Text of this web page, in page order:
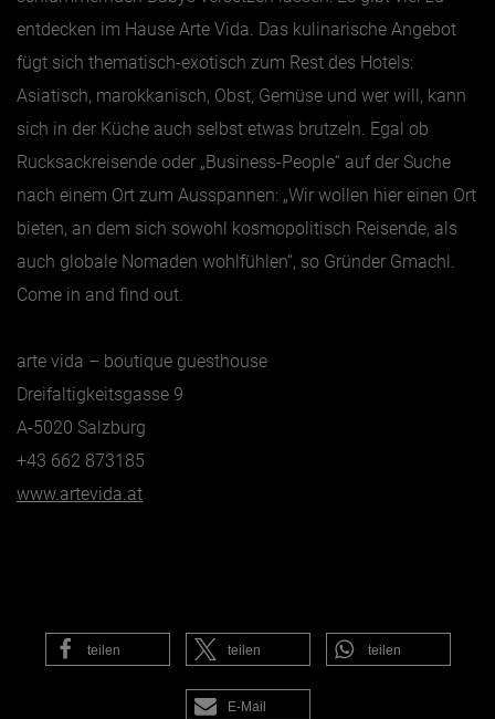
entdecken im Hause Arte Vida. Das kulinarische Angebot
fügt sich thematisch-exotisch zum Rest des Hotels:
Asiatisch, marokkanisch, Obst, Gemüse und wer will, kann
sich in der Küche auch selbst etwas brutzeln. Egal ob
Rucksackreisende oder „Business-People“ auf der Suche
nach einem Ort zum Ausspannen: „Wir wollen hier einen Ort
bieten, an dem sich sowohl kosmopolitisch Reisende, als
auch globale Nomaden wohlfühlen“, so Gründer Gmachl.
Come in and find out.
arte vida – boutique guesthouse
Dreifaltigkeitsgasse 9
A-5020 Salzburg
+43 662 873185
www.artevida.at
teilen teilen teilen
E-Mail